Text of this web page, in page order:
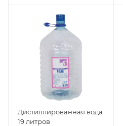
Дистиллированная вода
19 литров